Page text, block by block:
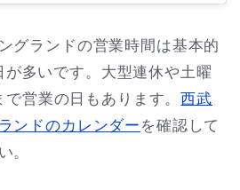
グランドの営業時間は基本的
多いです。大型連休や土曜
で営業の日もあります。西武
ンドのカレンダー を確認して
。